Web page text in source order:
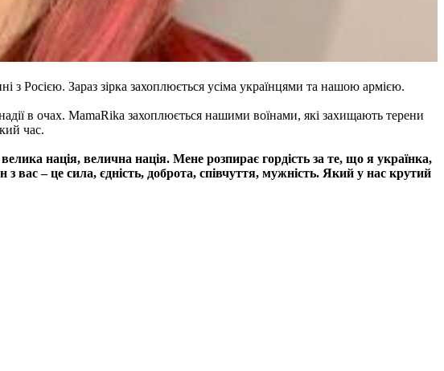
з Росією. Зараз зірка захоплюється усіма українцями та нашою армією.
в очах. MamaRika захоплюється нашими воїнами, які захищають терени
час.
нація, велична нація. Мене розпирає гордість за те, що я українка,
вас – це сила, єдність, доброта, співчуття, мужність. Який у нас крутий